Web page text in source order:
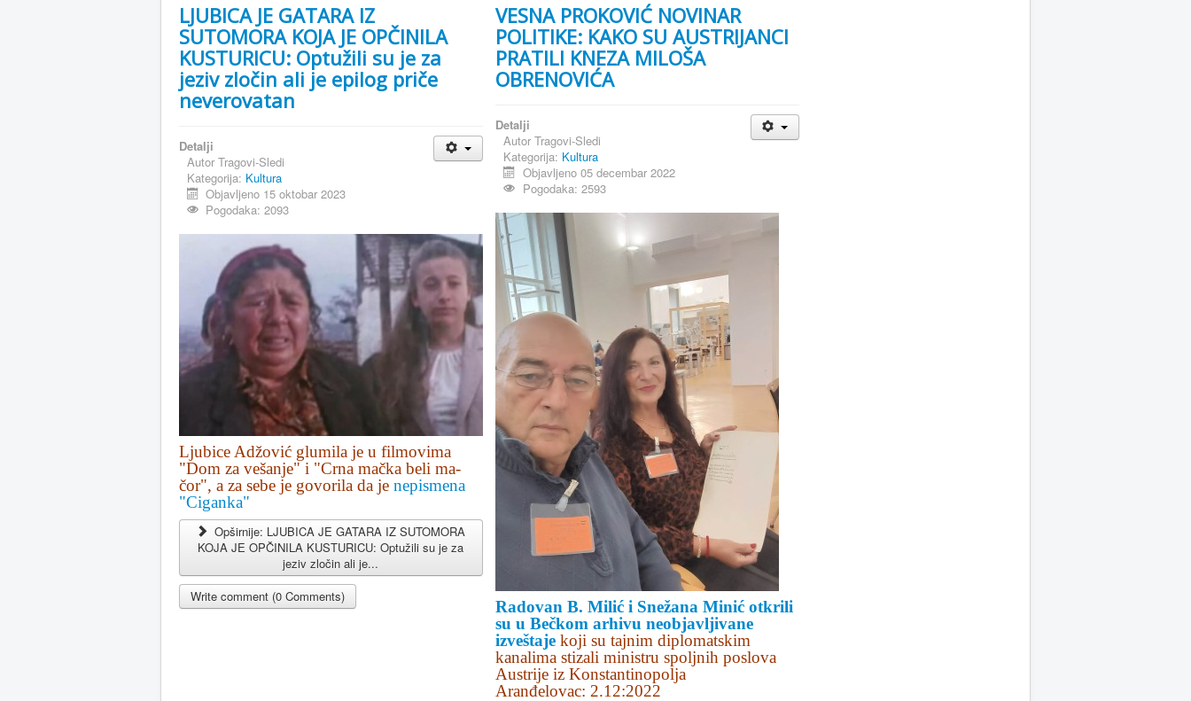
LJUBICA JE GATARA IZ
SUTOMORA KOJA JE OPČINILA
KUSTURICU: Optužili su je za
jeziv zločin ali je epilog priče
neverovatan
Detalji
Autor Tragovi-Sledi
Kategorija: Kultura
Objavljeno 15 oktobar 2023
Pogodaka: 2093
Lju­bi­ce Adžo­vić glumila je u filmovima
"Dom za ve­ša­nje" i "Cr­na mač­ka be­li ma­
čor", a za sebe je govorila da je nepismena
"Ciganka"
Opširnije: LJUBICA JE GATARA IZ SUTOMORA
KOJA JE OPČINILA KUSTURICU: Optužili su je za
jeziv zločin ali je...
Write comment (0 Comments)
VESNA PROKOVIĆ NOVINAR
POLITIKE: KAKO SU AUSTRIJANCI
PRATILI KNEZA MILOŠA
OBRENOVIĆA
Detalji
AutorTragovi-Sledi
Kategorija: Kultura
Objavljeno 05 decembar 2022
Pogodaka: 2593
Radovan B. Milić i Snežana Minić otkrili
su u Bečkom arhivu neobjavljivane
izveštaje koji su tajnim diplomatskim
kanalima stizali ministru spoljnih poslova
Austrije iz Konstantinopolja
Aranđelovac: 2.12:2022